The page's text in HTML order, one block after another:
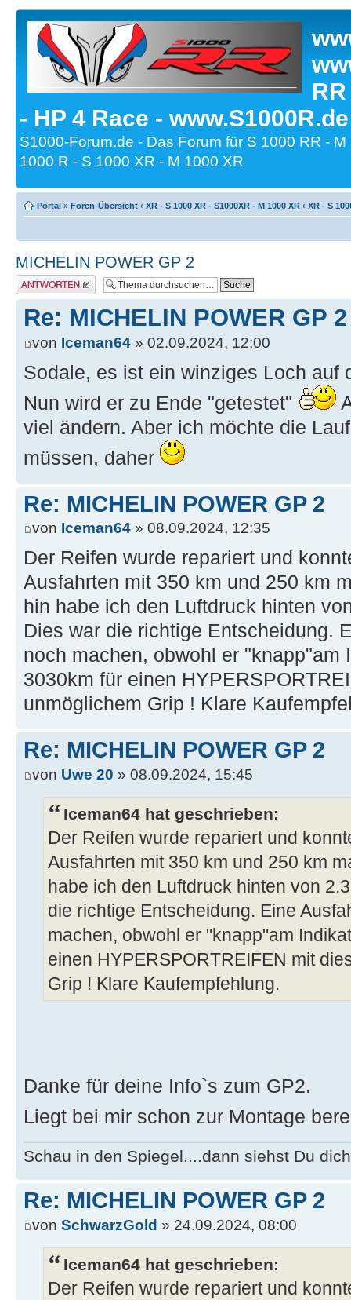
- HP 4 Race -
S1000-Forum.de - Das Forum für S 1000 RR -
1000 R - S 1000 XR - M 1000 XR
Portal » Foren-Übersicht ‹ XR - S 1000 XR - S1000XR - M 1000 XR ‹ XR - S
MICHELIN POWER GP 2
Antwort erstellen
Re: MICHELIN POWER GP 2
von Iceman64 » 02.09.2024, 12:00
Sodale, es ist ein winziges Loch auf
Nun wird er zu Ende "getestet"
viel ändern. Aber ich möchte die
müssen, daher
Re: MICHELIN POWER GP 2
von Iceman64 » 08.09.2024, 12:35
Der Reifen wurde repariert und
Ausfahrten mit 350 km und 250 km
hin habe ich den Luftdruck hinten
Dies war die richtige Entscheidung.
noch machen, obwohl er "knapp"am
3030km für einen
unmöglichem Grip ! Klare
Re: MICHELIN POWER GP 2
von Uwe 20 » 08.09.2024, 15:45
Iceman64 hat geschrieben:
Der Reifen wurde repariert und
Ausfahrten mit 350 km und 250 km
habe ich den Luftdruck hinten von
die richtige Entscheidung. Eine
machen, obwohl er "knapp"am
einen HYPERSPORTREIFEN mit
Grip ! Klare Kaufempfehlung.
Danke für deine Info`s zum GP2.
Liegt bei mir schon zur Montage
Schau in den Spiegel....dann siehst Du
Re: MICHELIN POWER GP 2
von SchwarzGold » 24.09.2024, 08:00
Iceman64 hat geschrieben:
Der Reifen wurde repariert und